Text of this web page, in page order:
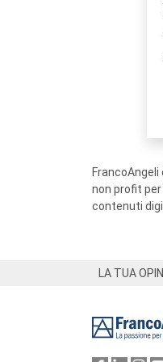
non profit
contenuti
LA TUA